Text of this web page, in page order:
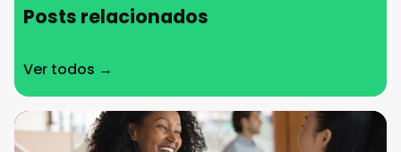
Posts relacionados
Ver todos →